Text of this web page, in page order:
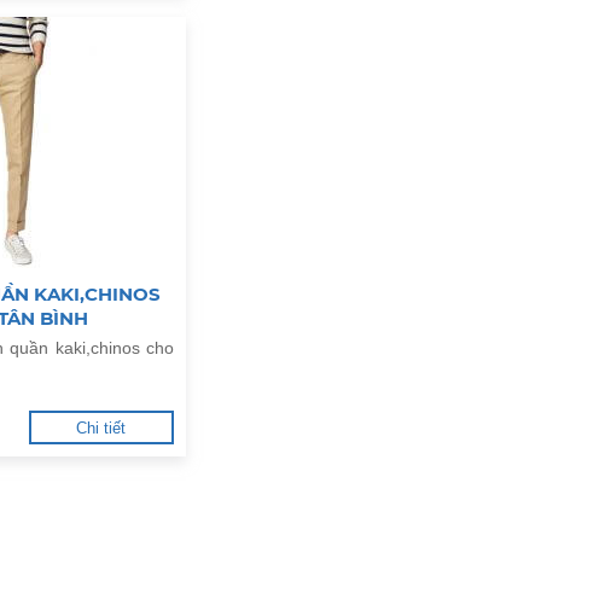
KAKI,CHINOS
BÌNH
quần kaki,chinos cho
Chi tiết